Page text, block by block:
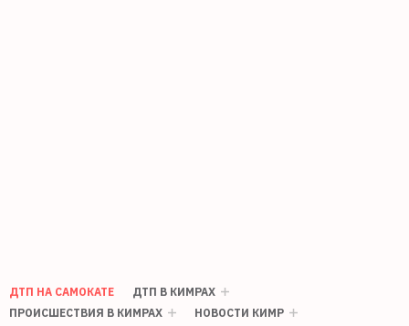
ДТП НА САМОКАТЕ
ДТП В КИМРАХ
ПРОИСШЕСТВИЯ В КИМРАХ
НОВОСТИ КИМР